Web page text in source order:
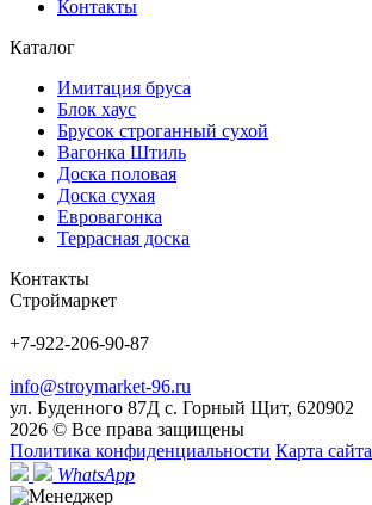
Контакты
Каталог
Имитация бруса
Блок хаус
Брусок строганный сухой
Вагонка Штиль
Доска половая
Доска сухая
Евровагонка
Террасная доска
Контакты
Строймаркет
+7-922-206-90-87
info@stroymarket-96.ru
ул. Буденного 87Д с. Горный Щит, 620902
2026 © Все права защищены
Политика конфиденциальности Карта сайта
WhatsApp